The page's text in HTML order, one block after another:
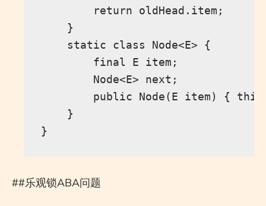
        return oldHead.item;
    }
    static class Node<E> {
        final E item;
        Node<E> next;
public Node(E item) {
    }
##乐观锁ABA问题